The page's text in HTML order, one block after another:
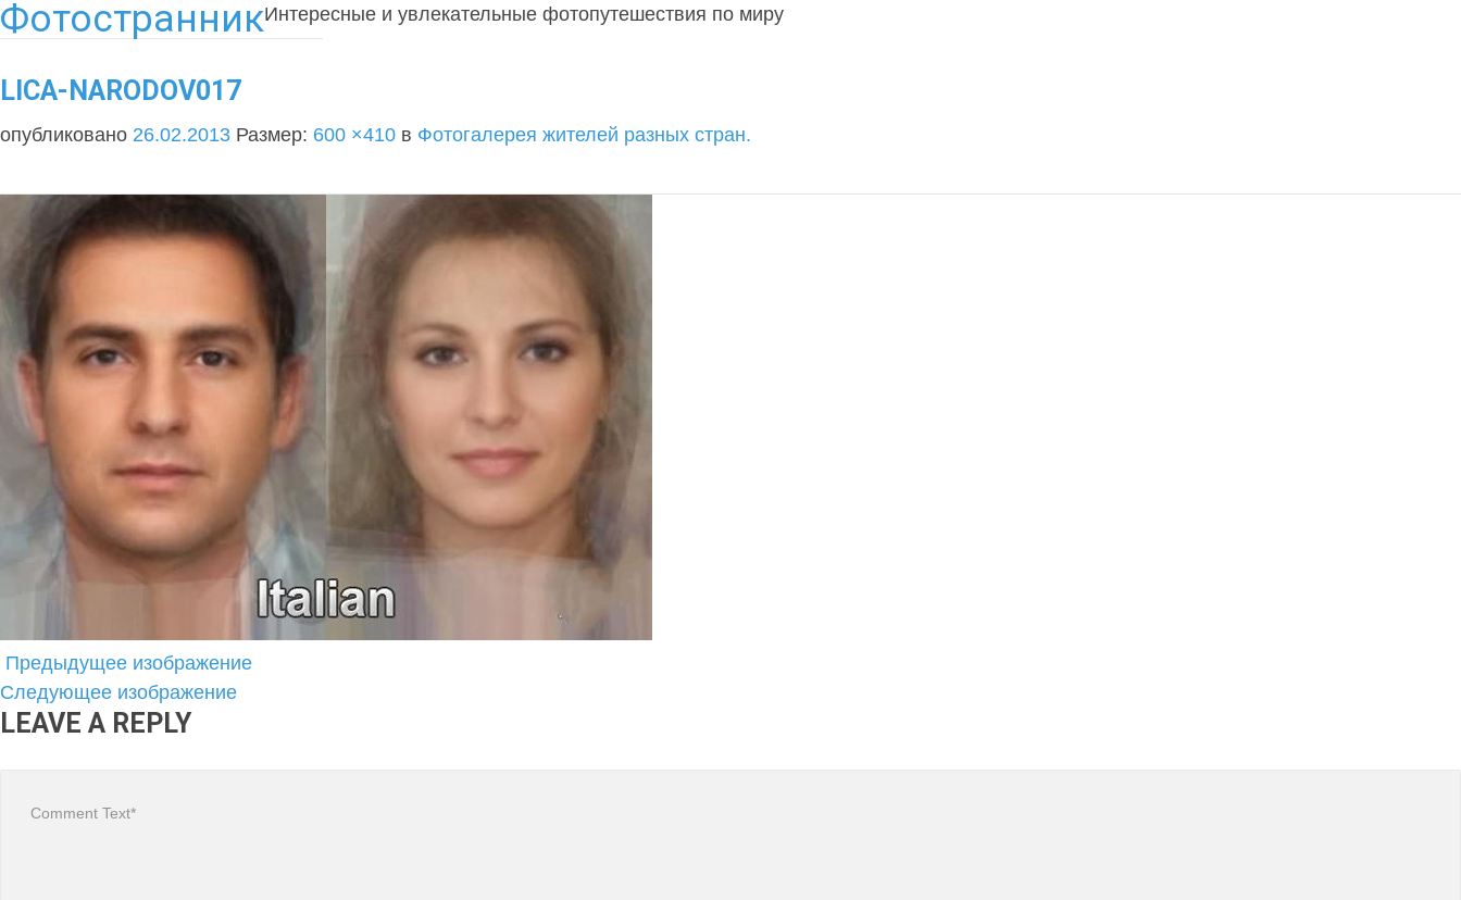
ФотостранникИнтересные и увлекательные фотопутешествия по миру
LICA-NARODOV017
опубликовано 26.02.2013 Размер: 600 ×410 в Фотогалерея жителей разных стран.
Предыдущее изображение
Следующее изображение
LEAVE A REPLY